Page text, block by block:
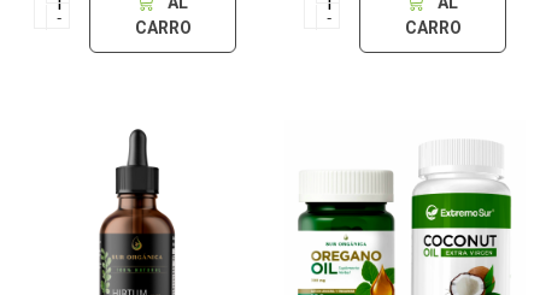
-
CARRO
-
CARRO